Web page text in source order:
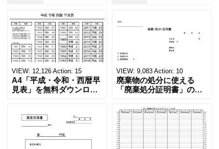
VIEW: 12,126 Action: 15
A4「平成・令和・西暦早
見表」を無料ダウンロー
る！印刷可能な一覧表！
印刷可能な平成・令和・
西暦早見表を無料ダウン
ロードでご利用いただけ
VIEW: 9,083 Action: 10
廃棄物の処分に使える
「廃棄処分証明書」の無
ーカーの代理店、回収業
者へおすすめ！(Excel・
Word・PDF)正しく廃棄
されたことを証明する書
類「廃棄処分証明書」の